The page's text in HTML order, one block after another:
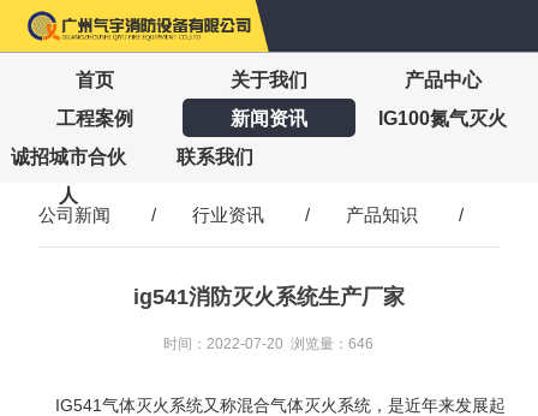
首页 关于我们
产品中心
工程案例
新闻资讯
IG100氮气灭火
诚招城市合伙
人
联系我们
公司新闻 / 行业资讯 / 产品知识 /
ig541消防灭火系统生产厂家
时间：2022-07-20 浏览量：646
IG541气体灭火系统又称混合气体灭火系统，是近年来发展起